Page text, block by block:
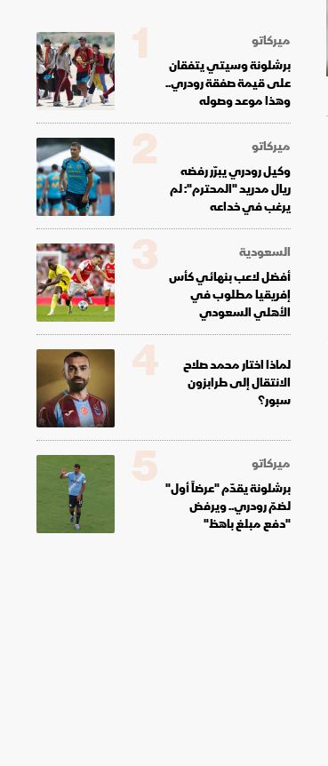
ميركاتو
برشلونة وسيتي يتفقان
على قيمة صفقة رودري..
وهذا موعد وصوله
1
ميركاتو
وكيل رودري يبرّر رفضه
ريال مدريد "المحترم": لم
يرغب في خداعه
2
السعودية
أفضل لاعب بنهائي كأس
إفريقيا مطلوب في
الأهلي السعودي
3
لماذا اختار محمد صلاح
الانتقال إلى طرابزون
سبور؟
4
ميركاتو
برشلونة يقدّم "عرضاً أول"
لضمّ رودري.. ويرفض
"دفع مبلغ باهظ"
5